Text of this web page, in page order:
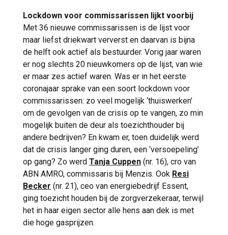
Lockdown voor commissarissen lijkt voorbij
Met 36 nieuwe commissarissen is de lijst voor
maar liefst driekwart ververst en daarvan is bijna
de helft ook actief als bestuurder. Vorig jaar waren
er nog slechts 20 nieuwkomers op de lijst, van wie
er maar zes actief waren. Was er in het eerste
coronajaar sprake van een soort lockdown voor
commissarissen: zo veel mogelijk ‘thuiswerken’
om de gevolgen van de crisis op te vangen, zo min
mogelijk buiten de deur als toezichthouder bij
andere bedrijven? En kwam er, toen duidelijk werd
dat de crisis langer ging duren, een ‘versoepeling’
op gang? Zo werd Tanja Cuppen (nr. 16), cro van
ABN AMRO, commissaris bij Menzis. Ook Resi
Becker (nr. 21), ceo van energiebedrijf Essent,
ging toezicht houden bij de zorgverzekeraar, terwijl
het in haar eigen sector alle hens aan dek is met
die hoge gasprijzen.